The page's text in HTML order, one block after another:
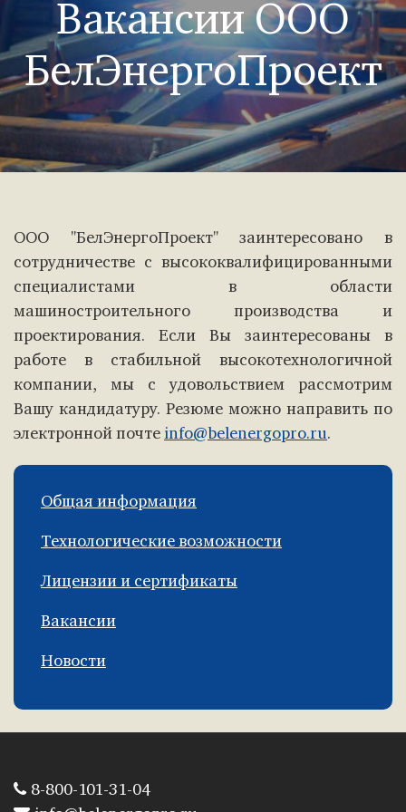
Вакансии ООО
БелЭнергоПроект
ООО "БелЭнергоПроект" заинтересовано в
сотрудничестве с высококвалифицированными
специалистами в области
машиностроительного производства и
проектирования. Если Вы заинтересованы в
работе в стабильной высокотехнологичной
компании, мы с удовольствием рассмотрим
Вашу кандидатуру. Резюме можно направить по
электронной почте info@belenergopro.ru.
Общая информация
Технологические возможности
Лицензии и сертификаты
Вакансии
Новости
8-800-101-31-04